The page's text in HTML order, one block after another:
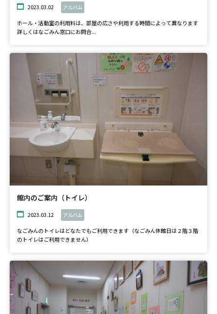
2023.03.02 アルバム
ホール・活動室の利用料は、部屋の広さや利用する時間によって異なります
詳しくはなごみん窓口にお問合...
館内のご案内（トイレ）
2023.03.12 アルバム
なごみんのトイレはどなたでもご利用できます（なごみん休館日は２階３階
のトイレはご利用できません）